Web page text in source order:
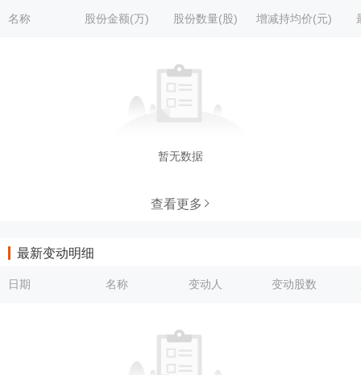
名称 股份金额(万) 股份数量(股) 增减持均价(元)
暂无数据
查看更多
最新变动明细
日期 名称 变动人 变动股数